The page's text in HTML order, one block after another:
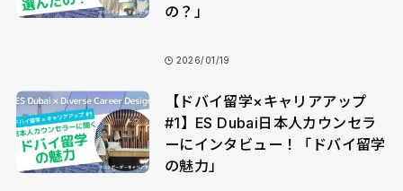
の？」
2026/01/19
【ドバイ留学×キャリアアップ
#1】ES Dubai日本人カウンセラ
ーにインタビュー！「ドバイ留学
の魅力」